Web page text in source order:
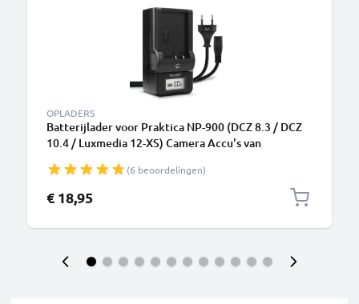
OPLADERS
Batterijlader voor Praktica NP-900 (DCZ 8.3 / DCZ
10.4 / Luxmedia 12-XS) Camera Accu's van
(6 beoordelingen)
€ 18,95